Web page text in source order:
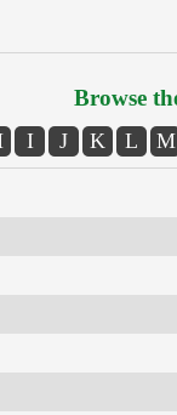
Browse
I J K L M